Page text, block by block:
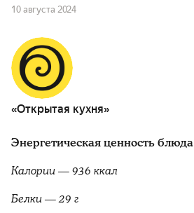
10 августа 2024
«Открытая кухня»
Энергетическая ценность блюда
Калории — 936 ккал
Белки — 29 г